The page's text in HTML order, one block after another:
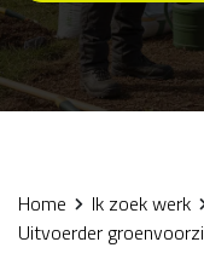
Home Ik zoek werk
Uitvoerder